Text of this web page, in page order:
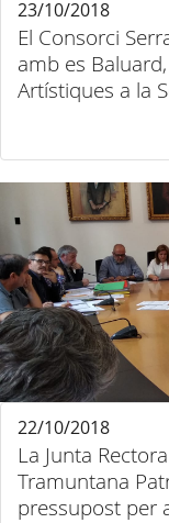
El Consorci
amb es
Artístiques a la
23/10/2018
La Junta
Tramuntana
pressupost per
22/10/2018